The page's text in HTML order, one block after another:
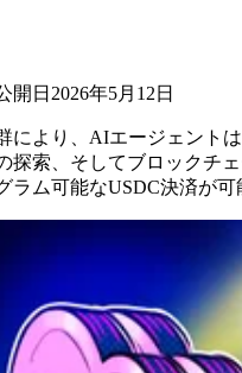
開日 2026年5月12日
により、AIエージェント
探索、そしてブロックチ
ラム可能なUSDC決済が可